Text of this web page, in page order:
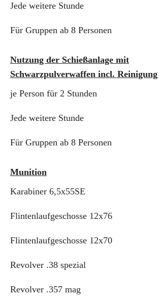
Jede weitere Stunde
Für Gruppen ab 8 Personen
Nutzung der Schießanlage mit
Schwarzpulverwaffen incl. Reinigung
je Person für 2 Stunden
Jede weitere Stunde
Für Gruppen ab 8 Personen
Munition
Karabiner 6,5x55SE
Flintenlaufgeschosse 12x76
Flintenlaufgeschosse 12x70
Revolver .38 spezial
Revolver .357 mag